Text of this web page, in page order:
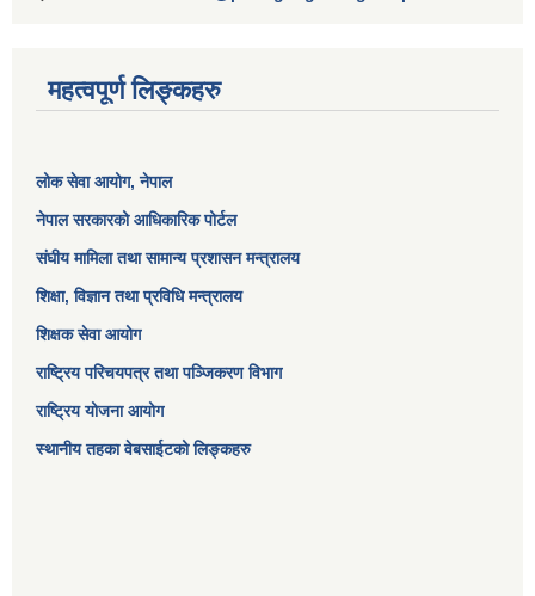
महत्वपूर्ण लिङ्कहरु
लोक सेवा आयोग, नेपाल
नेपाल सरकारको आधिकारिक पोर्टल
संघीय मामिला तथा सामान्य प्रशासन मन्त्रालय
शिक्षा, विज्ञान तथा प्रविधि मन्त्रालय
शिक्षक सेवा आयोग
राष्ट्रिय परिचयपत्र तथा पञ्जिकरण विभाग
राष्ट्रिय योजना आयोग
स्थानीय तहका वेबसाईटको लिङ्कहरु